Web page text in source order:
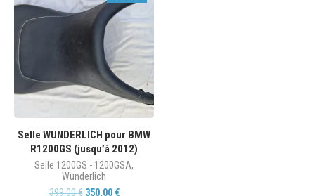
Selle WUNDERLICH pour BMW
R1200GS (jusqu’à 2012)
Selle 1200GS - 1200GSA,
Wunderlich
399,00€ 350,00 €